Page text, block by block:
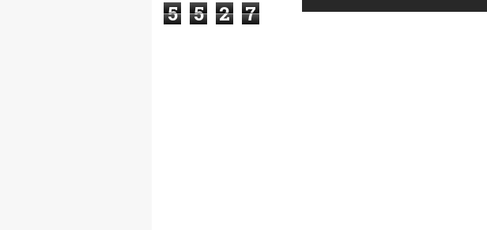
5 5 2 7